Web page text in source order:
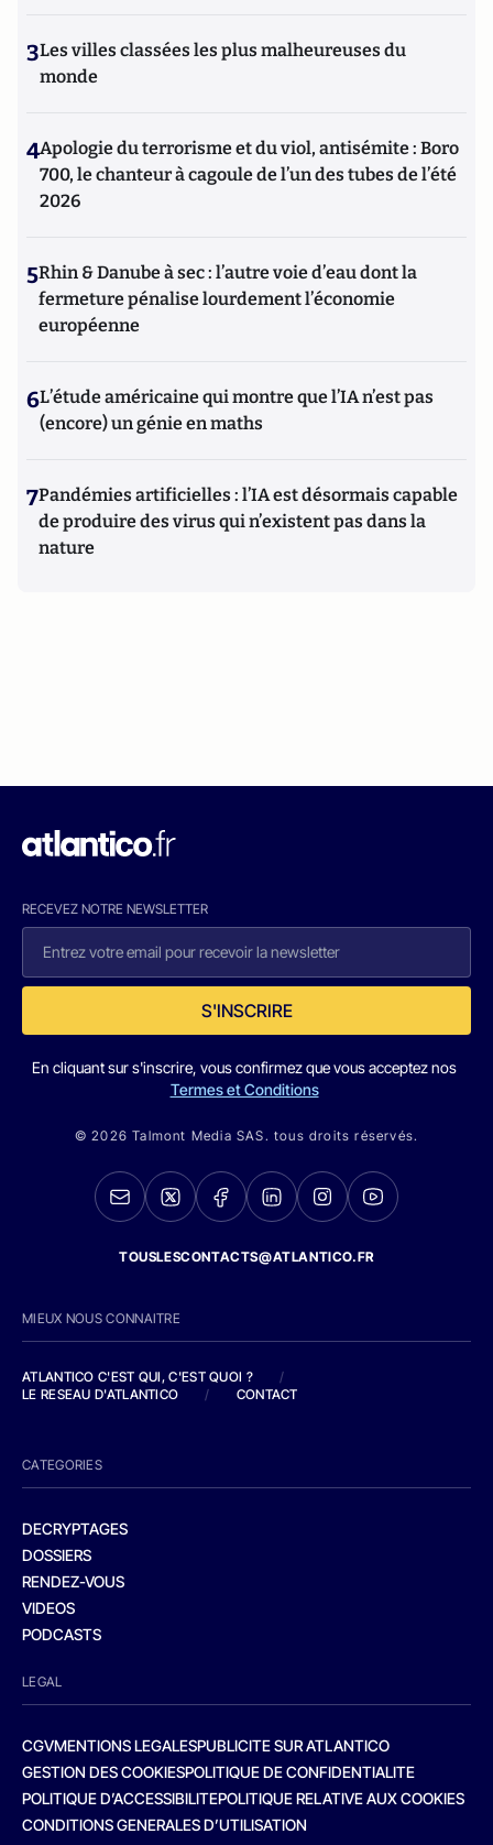
3Les villes classées les plus malheureuses du
monde
4Apologie du terrorisme et du viol, antisémite : Boro
700, le chanteur à cagoule de l’un des tubes de l’été
2026
5Rhin & Danube à sec : l’autre voie d’eau dont la
fermeture pénalise lourdement l’économie
européenne
6L’étude américaine qui montre que l’IA n’est pas
(encore) un génie en maths
7Pandémies artificielles : l’IA est désormais capable
de produire des virus qui n’existent pas dans la
nature
RECEVEZ NOTRE NEWSLETTER
S'INSCRIRE
En cliquant sur s'inscrire, vous confirmez que vous acceptez nos
Termes et Conditions
© 2026 Talmont Media SAS. tous droits réservés.
TOUSLESCONTACTS@ATLANTICO.FR
MIEUX NOUS CONNAITRE
ATLANTICO C'EST QUI, C'EST QUOI ?
/
LE RESEAU D'ATLANTICO
/ CONTACT
CATEGORIES
DECRYPTAGES
DOSSIERS
RENDEZ-VOUS
VIDEOS
PODCASTS
LEGAL
CGVMENTIONS LEGALESPUBLICITE SUR ATLANTICO
GESTION DES COOKIESPOLITIQUE DE CONFIDENTIALITE
POLITIQUE D’ACCESSIBILITEPOLITIQUE RELATIVE AUX COOKIES
CONDITIONS GENERALES D’UTILISATION